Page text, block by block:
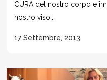
CURA del nostro corpo e
nostro viso...
17 Settembre, 2013